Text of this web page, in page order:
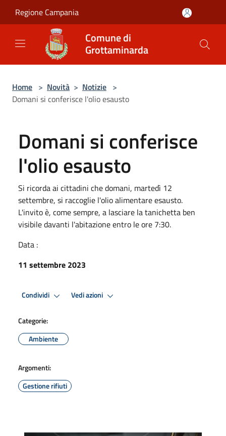
Regione Campania
Comune di
Grottaminarda
Home > Novità > Notizie >
Domani si conferisce l'olio esausto
Domani si conferisce
l'olio esausto
Si ricorda ai cittadini che domani, martedì 12
settembre, si raccoglie l'olio alimentare esausto.
L'invito è, come sempre, a lasciare la tanichetta ben
visibile davanti l'abitazione entro le ore 7:30.
Data :
11 settembre 2023
Condividi Vedi azioni
Categorie:
Ambiente
Argomenti:
Gestione rifiuti